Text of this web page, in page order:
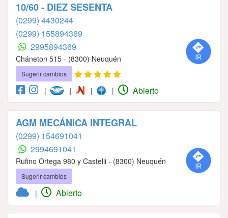
10/60 - DIEZ SESENTA
(0299) 4430244
(0299) 155894369
2995894369
Cháneton 515 - (8300) Neuquén
Sugerir cambios
| | | | Abierto
AGM MECÁNICA INTEGRAL
(0299) 154691041
2994691041
Rufino Ortega 980 y Castelli - (8300) Neuquén
Sugerir cambios
| Abierto